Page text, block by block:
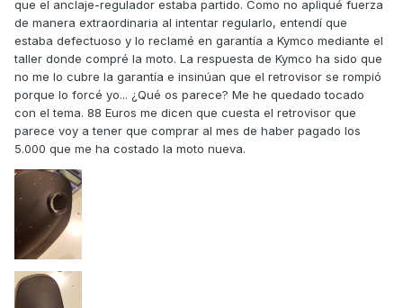
que el anclaje-regulador estaba partido. Como no apliqué fuerza
de manera extraordinaria al intentar regularlo, entendí que
estaba defectuoso y lo reclamé en garantía a Kymco mediante el
taller donde compré la moto. La respuesta de Kymco ha sido que
no me lo cubre la garantía e insinúan que el retrovisor se rompió
porque lo forcé yo... ¿Qué os parece? Me he quedado tocado
con el tema. 88 Euros me dicen que cuesta el retrovisor que
parece voy a tener que comprar al mes de haber pagado los
5.000 que me ha costado la moto nueva.